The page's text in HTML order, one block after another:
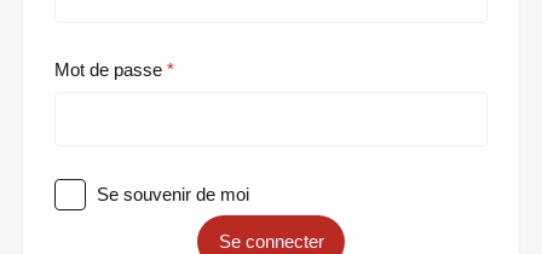
Mot de passe
Se souvenir de moi
Se connecter